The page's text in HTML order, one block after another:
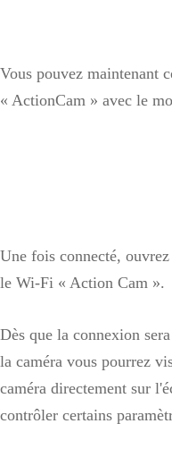
Vous pouvez maintenant
« ActionCam » avec le
Une fois connecté,
le Wi-Fi « Action Cam ».
Dès que la connexion
la caméra vous pourrez
caméra directement sur
contrôler certains